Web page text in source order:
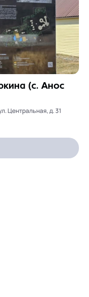
(с. Анос
Центральная, д. 31